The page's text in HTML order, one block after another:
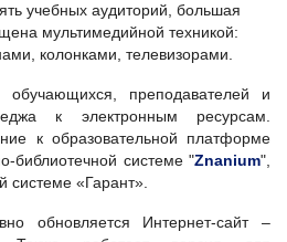
учебных аудиторий, большая
мультимедийной техникой:
колонками, телевизорами.
обучающихся, преподавателей и
к электронным ресурсам.
к образовательной платформе
библиотечной системе "Znanium",
системе «Гарант».
обновляется Интернет-сайт –